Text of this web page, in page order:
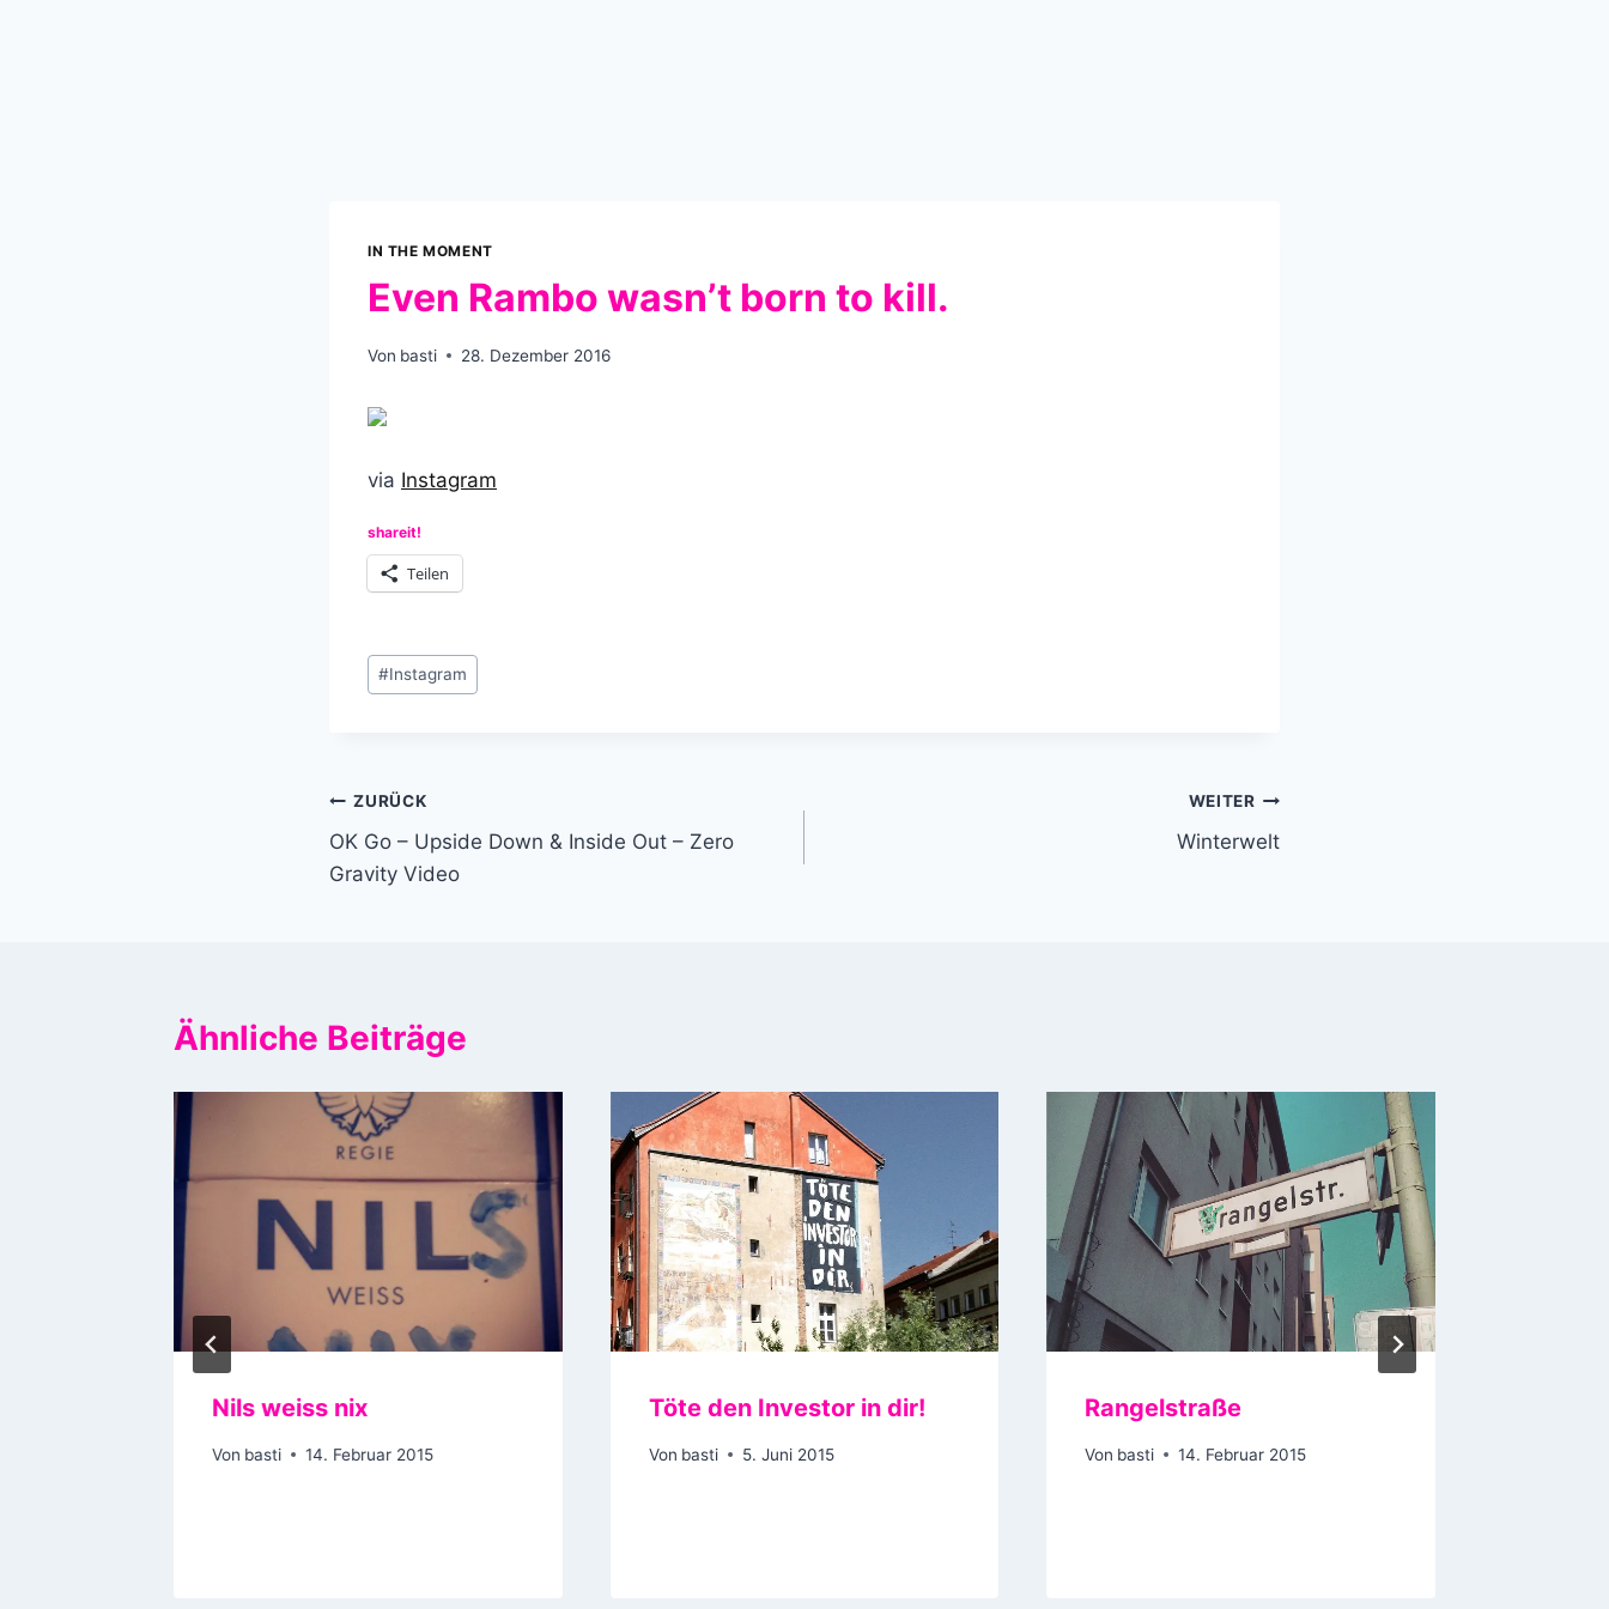
IN THE MOMENT
Even Rambo wasn’t born to kill.
Von basti 28. Dezember 2016
via Instagram
shareit!
Teilen
Schlagworte:
#Instagram
Beitragsnavigation
ZURÜCK
OK Go – Upside Down & Inside Out – Zero
Gravity Video
WEITER
Winterwelt
Ähnliche Beiträge
Nils weiss nix
Von basti 14. Februar 2015
Töte den Investor in dir!
Von basti 5. Juni 2015
Rangelstraße
Von basti 14. Februar 2015